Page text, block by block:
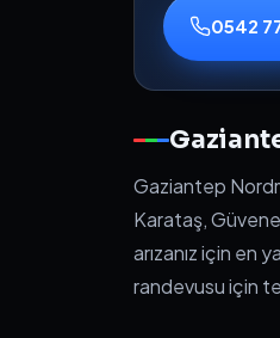
0542
Gaziantep
Karataş,
arızanız için en
randevusu için